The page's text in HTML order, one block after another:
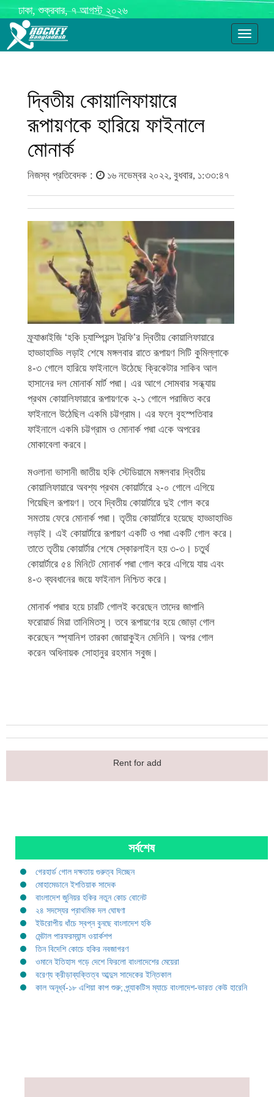
ঢাকা, শুক্রবার, ৭ আগস্ট ২০২৬
Toggle
দ্বিতীয় কোয়ালিফায়ারে
রূপায়ণকে হারিয়ে ফাইনালে
মোনার্ক
নিজস্ব প্রতিবেদক : ১৬ নভেম্বর ২০২২, বুধবার, ১:৩৩:৪৭
ফ্র্যাঞ্চাইজি ‘হকি চ্যাম্পিয়ন্স ট্রফি’র দ্বিতীয় কোয়ালিফায়ারে
হাড্ডাহাড্ডি লড়াই শেষে মঙ্গলবার রাতে রূপায়ণ সিটি কুমিল্লাকে
৪-৩ গোলে হারিয়ে ফাইনালে উঠেছে ক্রিকেটার সাকিব আল
হাসানের দল মোনার্ক মার্ট পদ্মা। এর আগে সোমবার সন্ধ্যায়
প্রথম কোয়ালিফায়ারে রূপায়ণকে ২-১ গোলে পরাজিত করে
ফাইনালে উঠেছিল একমি চট্টগ্রাম। এর ফলে বৃহস্পতিবার
ফাইনালে একমি চট্টগ্রাম ও মোনার্ক পদ্মা একে অপরের
মোকাবেলা করবে।
মওলানা ভাসানী জাতীয় হকি স্টেডিয়ামে মঙ্গলবার দ্বিতীয়
কোয়ালিফায়ারে অবশ্য প্রথম কোয়ার্টারে ২-০ গোলে এগিয়ে
গিয়েছিল রূপায়ণ। তবে দ্বিতীয় কোয়ার্টারে দুই গোল করে
সমতায় ফেরে মোনার্ক পদ্মা। তৃতীয় কোয়ার্টারে হয়েছে হাড্ডাহাড্ডি
লড়াই। এই কোয়ার্টারে রূপায়ণ একটি ও পদ্মা একটি গোল করে।
তাতে তৃতীয় কোয়ার্টার শেষে স্কোরলাইন হয় ৩-৩। চতুর্থ
কোয়ার্টারে ৫৪ মিনিটে মোনার্ক পদ্মা গোল করে এগিয়ে যায় এবং
৪-৩ ব্যবধানের জয়ে ফাইনাল নিশ্চিত করে।
মোনার্ক পদ্মার হয়ে চারটি গোলই করেছেন তাদের জাপানি
ফরোয়ার্ড মিয়া তানিমিতসু। তবে রূপায়ণের হয়ে জোড়া গোল
করেছেন স্প্যানিশ তারকা জোয়াকুইন মেনিনি। অপর গোল
করেন অধিনায়ক সোহানুর রহমান সবুজ।
Rent for add
সর্বশেষ
গেরহার্ড গোল দক্ষতায় গুরুত্ব দিচ্ছেন
মোহামেডানে ইশতিয়াক সাদেক
বাংলাদেশ জুনিয়র হকির নতুন কোচ বোনেট
২৪ সদস্যের প্রাথমিক দল ঘোষণা
ইউরোপীয় ধাঁচে স্বপ্ন বুনছে বাংলাদেশ হকি
মেন্টাল পারফরম্যান্স ওয়ার্কশপ
তিন বিদেশি কোচে হকির নবজাগরণ
ওমানে ইতিহাস গড়ে দেশে ফিরলো বাংলাদেশের মেয়েরা
বরেণ্য ক্রীড়াব্যক্তিত্ব আব্দুস সাদেকের ইন্তিকাল
কাল অনূর্ধ্ব-১৮ এশিয়া কাপ শুরু; প্র্যাকটিস ম্যাচে বাংলাদেশ-ভারত কেউ হারেনি